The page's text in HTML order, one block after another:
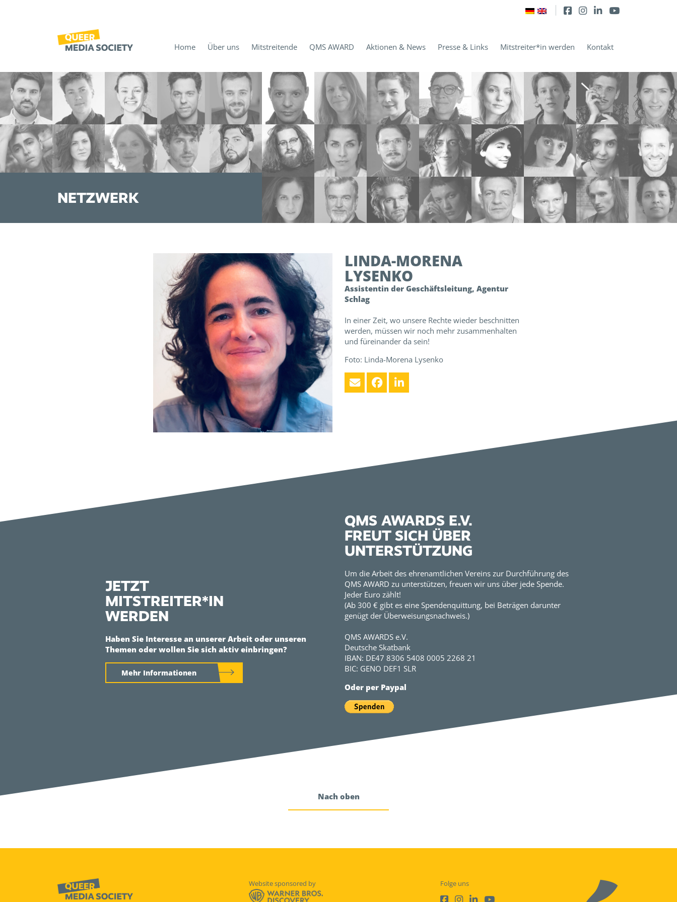
Home Über uns Mitstreitende QMS AWARD Aktionen & News Presse & Links Mitstreiter*in werden Kontakt
NETZWERK
LINDA-MORENA
LYSENKO
Assistentin der Geschäftsleitung, Agentur
Schlag
In einer Zeit, wo unsere Rechte wieder beschnitten
werden, müssen wir noch mehr zusammenhalten
und füreinander da sein!
Foto: Linda-Morena Lysenko
QMS AWARDS E.V.
FREUT SICH ÜBER
UNTERSTÜTZUNG
JETZT
MITSTREITER*IN
WERDEN
Haben Sie Interesse an unserer Arbeit oder unseren
Themen oder wollen Sie sich aktiv einbringen?
Mehr Informationen
Um die Arbeit des ehrenamtlichen Vereins zur Durchführung des
QMS AWARD zu unterstützen, freuen wir uns über jede Spende.
Jeder Euro zählt!
(Ab 300 € gibt es eine Spendenquittung, bei Beträgen darunter
genügt der Überweisungsnachweis.)
QMS AWARDS e.V.
Deutsche Skatbank
IBAN: DE47 8306 5408 0005 2268 21
BIC: GENO DEF1 SLR
Oder per Paypal
Nach oben
Website sponsored by Folge uns